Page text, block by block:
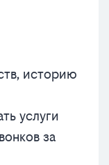
историю
услуги
за